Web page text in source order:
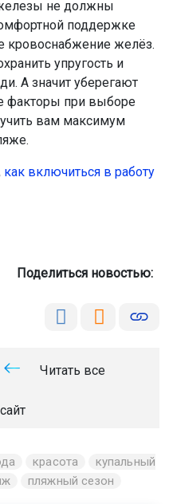
не должны
поддержке
кровоснабжение желёз.
упругость и
А значит уберегают
факторы при выборе
вам максимум
как включиться в работу
Поделиться новостью:
Читать все
красота
купальный
пляжный сезон